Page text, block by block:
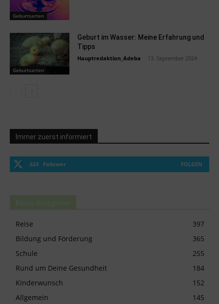
Geburtsarten
Geburtsarten
Geburt im Wasser: Meine Erfahrung und
Tipps
Hauptredaktion_Adeba 13. September 2024
Immer zuerst informiert
624 Follower FOLGEN
Reise
397
Bildung und Förderung
365
Schule
255
Rund um Deine Gesundheit
184
Kinderwunsch
152
Allgemein
145